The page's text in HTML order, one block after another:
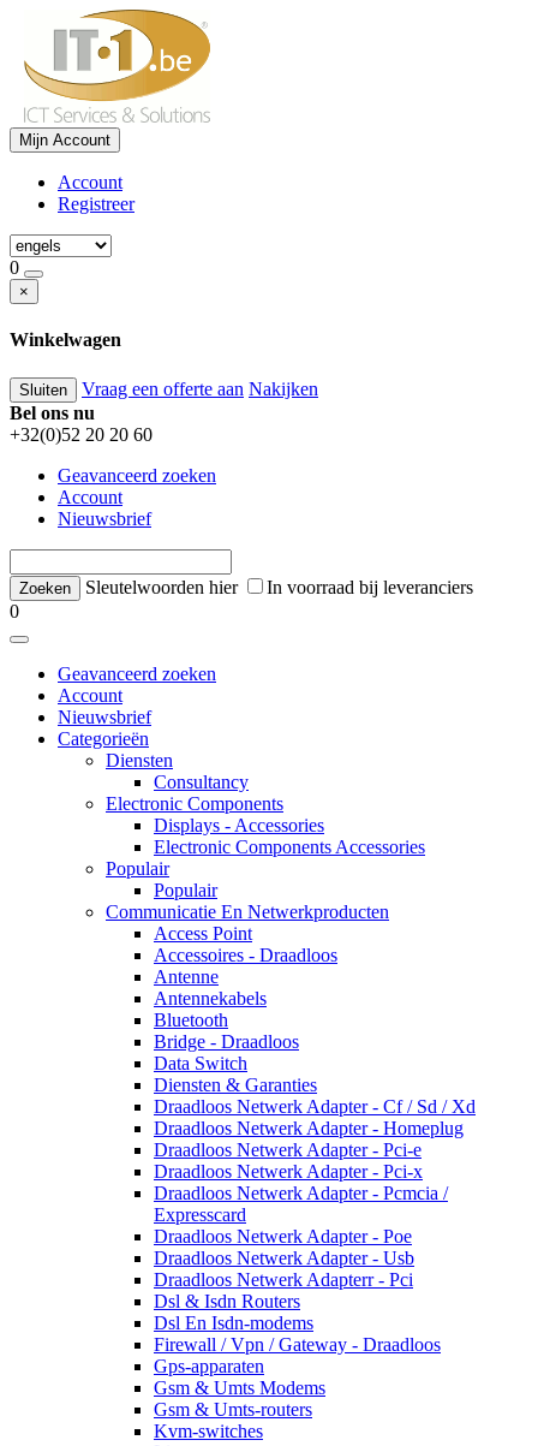
Mijn Account
Account
Registreer
0
×
Winkelwagen
Sluiten Vraag een offerte aan Nakijken
Bel ons nu
+32(0)52 20 20 60
Geavanceerd zoeken
Account
Nieuwsbrief
Sleutelwoorden hier
In voorraad bij leveranciers
0
Geavanceerd zoeken
Account
Nieuwsbrief
Categorieën
Diensten
Consultancy
Electronic Components
Displays - Accessories
Electronic Components Accessories
Populair
Populair
Communicatie En Netwerkproducten
Access Point
Accessoires - Draadloos
Antenne
Antennekabels
Bluetooth
Bridge - Draadloos
Data Switch
Diensten & Garanties
Draadloos Netwerk Adapter - Cf / Sd / Xd
Draadloos Netwerk Adapter - Homeplug
Draadloos Netwerk Adapter - Pci-e
Draadloos Netwerk Adapter - Pci-x
Draadloos Netwerk Adapter - Pcmcia /
Expresscard
Draadloos Netwerk Adapter - Poe
Draadloos Netwerk Adapter - Usb
Draadloos Netwerk Adapterr - Pci
Dsl & Isdn Routers
Dsl En Isdn-modems
Firewall / Vpn / Gateway - Draadloos
Gps-apparaten
Gsm & Umts Modems
Gsm & Umts-routers
Kvm-switches